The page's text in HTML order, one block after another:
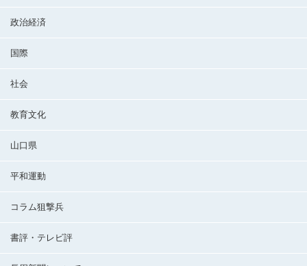
政治経済
国際
社会
教育文化
山口県
平和運動
コラム狙撃兵
書評・テレビ評